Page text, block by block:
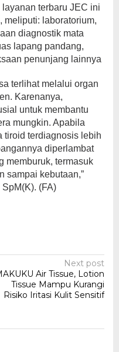
terbaru JEC ini
meliputi: laboratorium,
diagnostik mata
lapang pandang,
penunjang lainnya
terlihat melalui organ
Karenanya,
untuk membantu
mungkin. Apabila
tiroid terdiagnosis lebih
diperlambat
memburuk, termasuk
sampai kebutaan,”
(FA)
Next post
Air Tissue, Lotion
Tissue Mampu Kurangi
Risiko Iritasi Kulit Sensitif